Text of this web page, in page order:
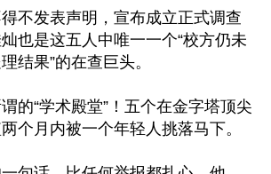
不发表声明，宣布成立正式调查
也是这五人中唯一一个“校方仍未
结果”的在查巨头。
的“学术殿堂”！五个在金字塔顶尖
个月内被一个年轻人挑落马下。